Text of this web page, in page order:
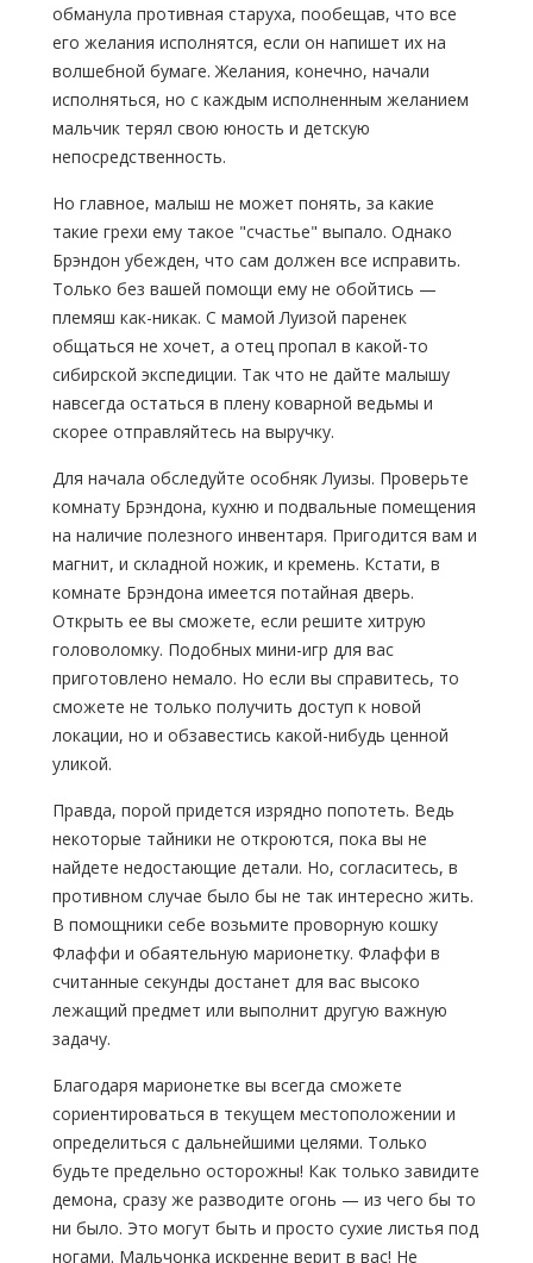
обманула противная старуха, пообещав, что все
его желания исполнятся, если он напишет их на
волшебной бумаге. Желания, конечно, начали
исполняться, но с каждым исполненным желанием
мальчик терял свою юность и детскую
непосредственность.
Но главное, малыш не может понять, за какие
такие грехи ему такое "счастье" выпало. Однако
Брэндон убежден, что сам должен все исправить.
Только без вашей помощи ему не обойтись —
племяш как-никак. С мамой Луизой паренек
общаться не хочет, а отец пропал в какой-то
сибирской экспедиции. Так что не дайте малышу
навсегда остаться в плену коварной ведьмы и
скорее отправляйтесь на выручку.
Для начала обследуйте особняк Луизы. Проверьте
комнату Брэндона, кухню и подвальные помещения
на наличие полезного инвентаря. Пригодится вам и
магнит, и складной ножик, и кремень. Кстати, в
комнате Брэндона имеется потайная дверь.
Открыть ее вы сможете, если решите хитрую
головоломку. Подобных мини-игр для вас
приготовлено немало. Но если вы справитесь, то
сможете не только получить доступ к новой
локации, но и обзавестись какой-нибудь ценной
уликой.
Правда, порой придется изрядно попотеть. Ведь
некоторые тайники не откроются, пока вы не
найдете недостающие детали. Но, согласитесь, в
противном случае было бы не так интересно жить.
В помощники себе возьмите проворную кошку
Флаффи и обаятельную марионетку. Флаффи в
считанные секунды достанет для вас высоко
лежащий предмет или выполнит другую важную
задачу.
Благодаря марионетке вы всегда сможете
сориентироваться в текущем местоположении и
определиться с дальнейшими целями. Только
будьте предельно осторожны! Как только завидите
демона, сразу же разводите огонь — из чего бы то
ни было. Это могут быть и просто сухие листья под
ногами. Мальчонка искренне верит в вас! Не